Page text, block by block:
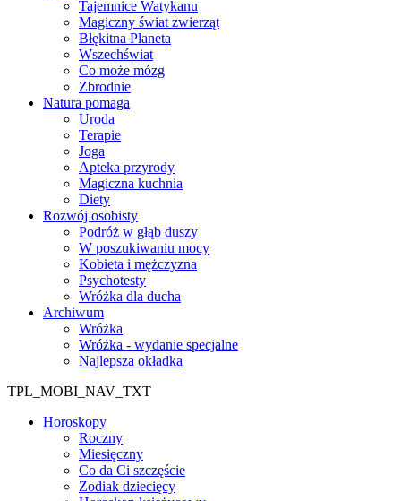
Tajemnice Watykanu
Magiczny świat zwierząt
Błękitna Planeta
Wszechświat
Co może mózg
Zbrodnie
Natura pomaga
Uroda
Terapie
Joga
Apteka przyrody
Magiczna kuchnia
Diety
Rozwój osobisty
Podróż w głąb duszy
W poszukiwaniu mocy
Kobieta i mężczyzna
Psychotesty
Wróżka dla ducha
Archiwum
Wróżka
Wróżka - wydanie specjalne
Najlepsza okładka
TPL_MOBI_NAV_TXT
Horoskopy
Roczny
Miesięczny
Co da Ci szczęście
Zodiak dziecięcy